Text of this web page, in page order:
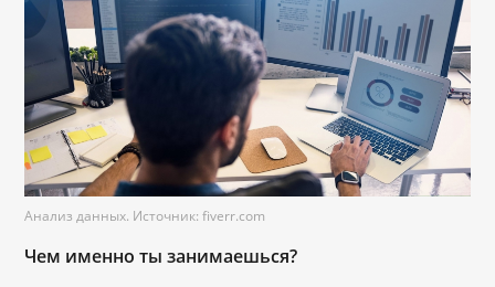
Анализ данных. Источник: fiverr.com
Чем именно ты занимаешься?